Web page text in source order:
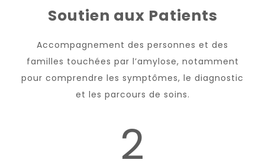
Soutien aux Patients
Accompagnement des personnes et des
familles touchées par l’amylose, notamment
pour comprendre les symptômes, le diagnostic
et les parcours de soins.
2